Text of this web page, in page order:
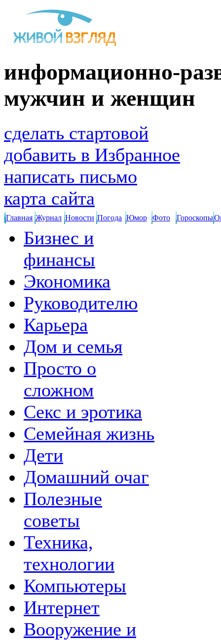
информационно-
мужчин и женщин
сделать стартовой
добавить в Избранное
написать письмо
карта сайта
Главная Журнал Новости Погода Юмор Фото Гороскопы
Бизнес и
финансы
Экономика
Руководителю
Карьера
Дом и семья
Просто о
сложном
Секс и эротика
Семейная жизнь
Дети
Домашний очаг
Полезные
советы
Техника,
технологии
Компьютеры
Интернет
Вооружение и